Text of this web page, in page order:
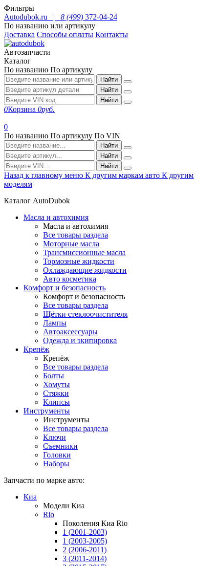
Фильтры
Autodubok.ru |
8 (499) 372-04-24
По названию или артикулу
Доставка Способы оплаты Контакты
Автозапчасти
Каталог
По названию По артикулу
Найти
Найти
Найти
0Корзина 0руб.
0
По названию По артикулу По VIN
Найти
Найти
Найти
Назад к главному меню К другим маркам авто К другим
моделям
Каталог AutoDubok
Масла и автохимия
Масла и автохимия
Все товары раздела
Моторные масла
Трансмиссионные масла
Тормозные жидкости
Охлаждающие жидкости
Авто косметика
Комфорт и безопасность
Комфорт и безопасность
Все товары раздела
Щётки стеклоочистителя
Лампы
Автоаксессуары
Одежда и экипировка
Крепёж
Крепёж
Все товары раздела
Болты
Хомуты
Стяжки
Клипсы
Инструменты
Инструменты
Все товары раздела
Ключи
Съемники
Головки
Наборы
Запчасти по марке авто:
Киа
Модели Киа
Rio
Поколения Киа Rio
1 (2001-2003)
1 (2003-2005)
2 (2006-2011)
3 (2011-2014)